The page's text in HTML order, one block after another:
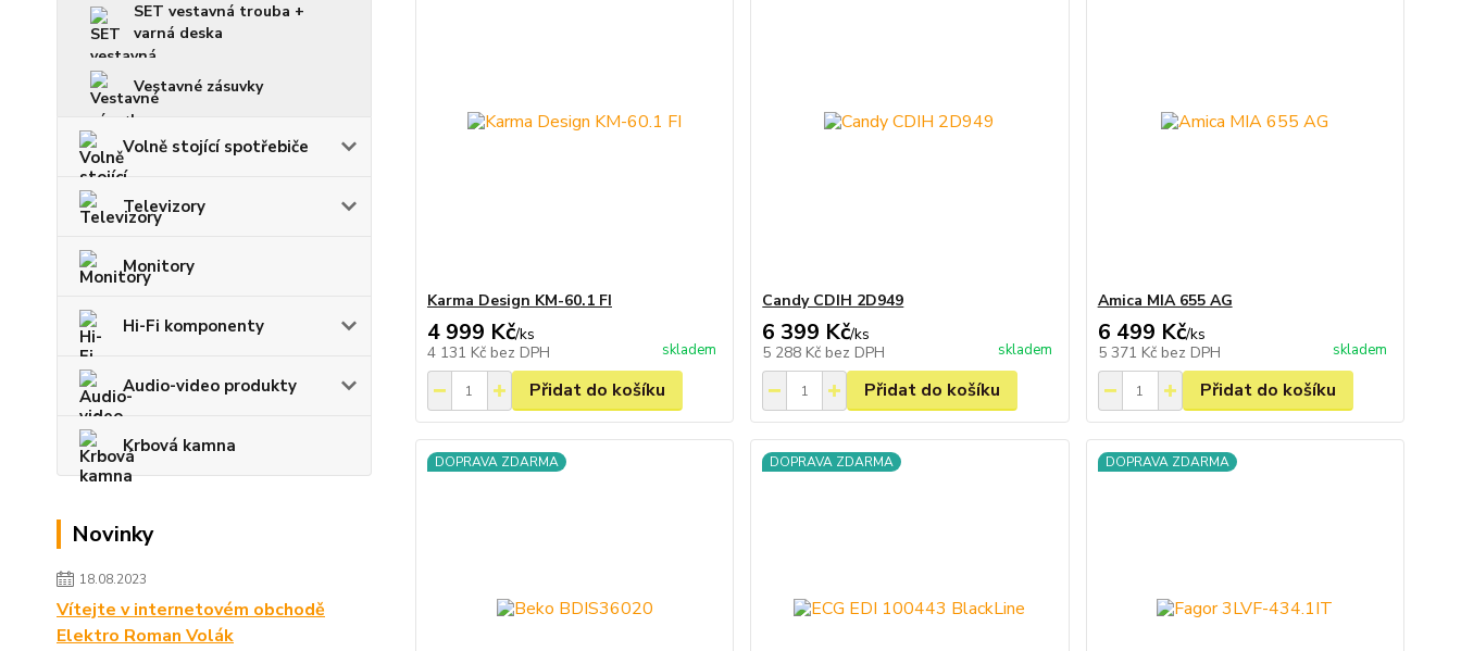
SET vestavná trouba +
varná deska
Vestavné zásuvky
Volně stojící spotřebiče
Televizory
Monitory
Hi-Fi komponenty
Audio-video produkty
Krbová kamna
Novinky
18.08.2023
Vítejte v internetovém obchodě
Elektro Roman Volák
Karma Design KM-60.1 FI
4 999 Kč/ks
4 131 Kč bez DPH skladem
Přidat do košíku
Candy CDIH 2D949
6 399 Kč/ks
5 288 Kč bez DPH skladem
Přidat do košíku
Amica MIA 655 AG
6 499 Kč/ks
5 371 Kč bez DPH skladem
Přidat do košíku
DOPRAVA ZDARMA DOPRAVA ZDARMA DOPRAVA ZDARMA